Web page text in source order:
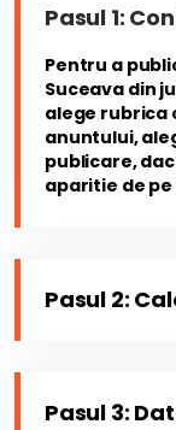
Pasul 1:
Pentru a
Suceava din
alege rubrica
anuntului,
publicare,
aparitie de
Pasul 2:
Pasul 3: